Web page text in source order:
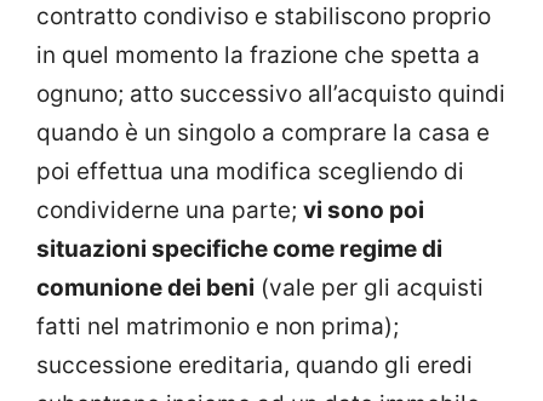
contratto condiviso e stabiliscono proprio
in quel momento la frazione che spetta a
ognuno; atto successivo all’acquisto quindi
quando è un singolo a comprare la casa e
poi effettua una modifica scegliendo di
condividerne una parte; vi sono poi
situazioni specifiche come regime di
comunione dei beni (vale per gli acquisti
fatti nel matrimonio e non prima);
successione ereditaria, quando gli eredi